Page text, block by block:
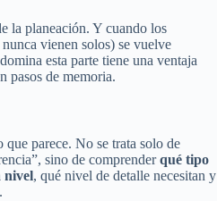
la planeación. Y cuando los
vienen solos) se vuelve
esta parte tiene una ventaja
pasos de memoria.
parece. No se trata solo de
sino de comprenderqué tipo
nivel, qué nivel de detalle necesitan y